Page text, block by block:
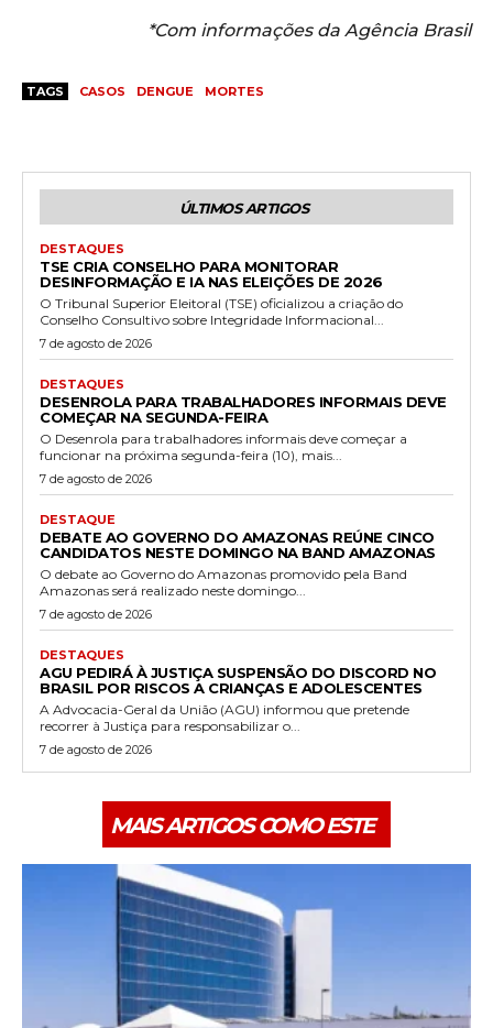
*Com informações da Agência Brasil
TAGS CASOS DENGUE MORTES
ÚLTIMOS ARTIGOS
DESTAQUES
TSE CRIA CONSELHO PARA MONITORAR
DESINFORMAÇÃO E IA NAS ELEIÇÕES DE 2026
O Tribunal Superior Eleitoral (TSE) oficializou a criação do
Conselho Consultivo sobre Integridade Informacional...
7 de agosto de 2026
DESTAQUES
DESENROLA PARA TRABALHADORES INFORMAIS DEVE
COMEÇAR NA SEGUNDA-FEIRA
O Desenrola para trabalhadores informais deve começar a
funcionar na próxima segunda-feira (10), mais...
7 de agosto de 2026
DESTAQUE
DEBATE AO GOVERNO DO AMAZONAS REÚNE CINCO
CANDIDATOS NESTE DOMINGO NA BAND AMAZONAS
O debate ao Governo do Amazonas promovido pela Band
Amazonas será realizado neste domingo...
7 de agosto de 2026
DESTAQUES
AGU PEDIRÁ À JUSTIÇA SUSPENSÃO DO DISCORD NO
BRASIL POR RISCOS A CRIANÇAS E ADOLESCENTES
A Advocacia-Geral da União (AGU) informou que pretende
recorrer à Justiça para responsabilizar o...
7 de agosto de 2026
MAIS ARTIGOS COMO ESTE